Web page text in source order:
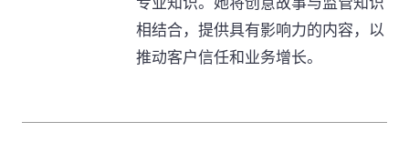
专业知识。她将创意故事与监管知识
相结合，提供具有影响力的内容，以
推动客户信任和业务增长。